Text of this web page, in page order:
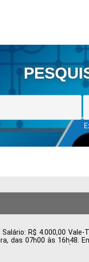
R$ 4.000,00
das 07h00 às 16h48.